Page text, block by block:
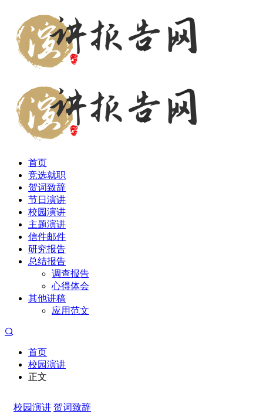
首页
竞选就职
贺词致辞
节日演讲
校园演讲
主题演讲
信件邮件
研究报告
总结报告
调查报告
心得体会
其他讲稿
应用范文
首页
校园演讲
正文
校园演讲 贺词致辞